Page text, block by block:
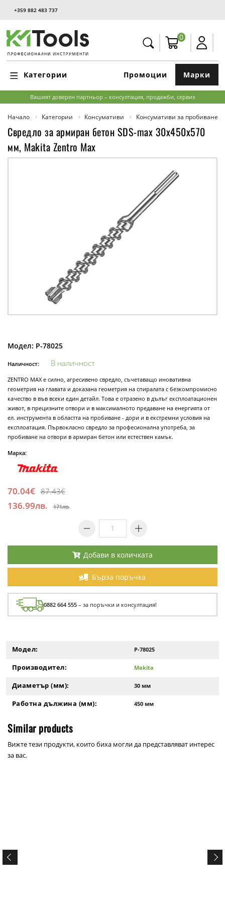
+359 882 483 737
0
Категории Марки
Промоции
Вашият доверен партньор – консултация, продажби, сервиз
Начало Категории Консумативи Консумативи за пробиване
Свредло за армиран бетон SDS-max 30x450x570
мм, Makita Zentro Max
Модел: P-78025
Наличност: В наличност
ZENTRO MAX е силно, агресивено свредло, съчетаващо иновативна
геометрия на главата и доказана геометрия на спиралата с безкомпромисно
качество в във всеки един детайл. Това е отразено в дълъг експлоатационен
живот, в прецизните отвори и в максималното предаване на енергията от
ел. инструмента в областта на пробиване - дори и в екстремни условия на
експлоатация. Първокласно свредло за професионална употреба, за
пробиване на отвори в армиран бетон или естествен камък.
Марка:
70.04€ 87.43€
136.99лв. 171лв.
Добави в количката
Бърза поръчка
0882 664 555 – за поръчки и консултация!
Модел: P-78025
Производител: Makita
Диаметър (мм): 30 мм
Работна дължина (мм): 450 мм
Similar products
Вижте тези продукти, които биха могли да представляват интерес
за вас.